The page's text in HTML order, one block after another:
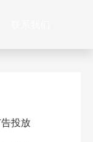
投放